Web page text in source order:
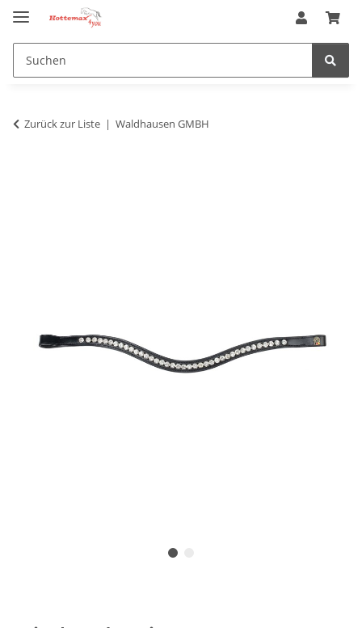
Zurück zur Liste Waldhausen GMBH